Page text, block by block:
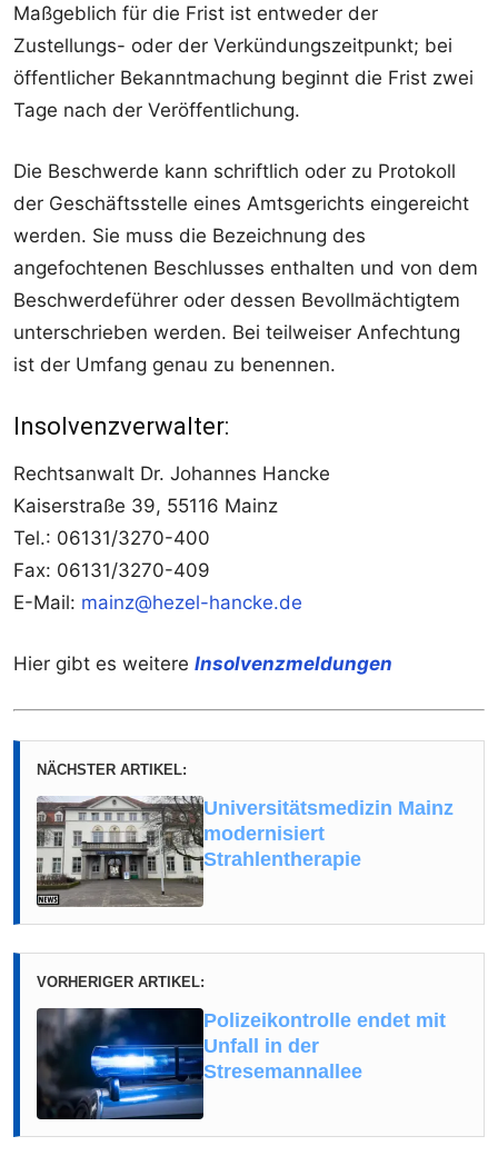
Maßgeblich für die Frist ist entweder der
Zustellungs- oder der Verkündungszeitpunkt; bei
öffentlicher Bekanntmachung beginnt die Frist zwei
Tage nach der Veröffentlichung.
Die Beschwerde kann schriftlich oder zu Protokoll
der Geschäftsstelle eines Amtsgerichts eingereicht
werden. Sie muss die Bezeichnung des
angefochtenen Beschlusses enthalten und von dem
Beschwerdeführer oder dessen Bevollmächtigtem
unterschrieben werden. Bei teilweiser Anfechtung
ist der Umfang genau zu benennen.
Insolvenzverwalter:
Rechtsanwalt Dr. Johannes Hancke
Kaiserstraße 39, 55116 Mainz
Tel.: 06131/3270-400
Fax: 06131/3270-409
E-Mail: mainz@hezel-hancke.de
Hier gibt es weitere Insolvenzmeldungen
NÄCHSTER ARTIKEL:
Universitätsmedizin Mainz
modernisiert
Strahlentherapie
VORHERIGER ARTIKEL:
Polizeikontrolle endet mit
Unfall in der
Stresemannallee